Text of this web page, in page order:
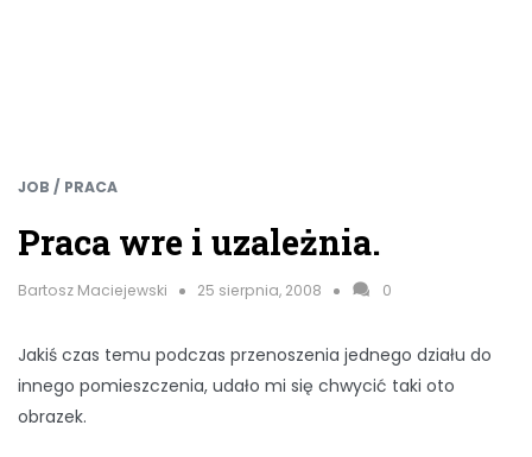
JOB / PRACA
Praca wre i uzależnia.
Bartosz Maciejewski 25 sierpnia, 2008 0
Jakiś czas temu podczas przenoszenia jednego działu do
innego pomieszczenia, udało mi się chwycić taki oto
obrazek.